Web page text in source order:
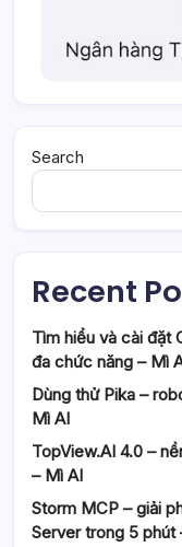
Search
Recent
Tìm hiểu và cài đặt
đa chức năng – Mì
Dùng thử Pika –
Mì AI
TopView.AI 4.0 –
– Mì AI
Storm MCP – giải
Server trong 5 phút